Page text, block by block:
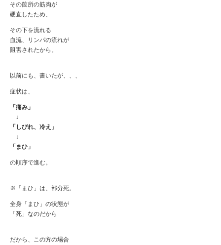
その箇所の筋肉が
硬直したため、
その下を流れる
血流、リンパの流れが
阻害されたから。
以前にも、書いたが、、、
症状は、
「痛み」
↓
「しびれ、冷え」
↓
「まひ」
の順序で進む。
※「まひ」は、部分死。
全身「まひ」の状態が
「死」なのだから
だから、この方の場合